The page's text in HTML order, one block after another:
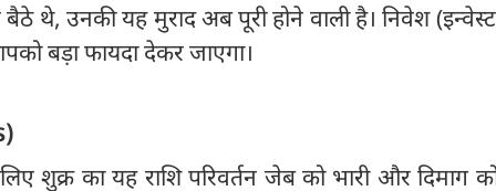
बैठे थे, उनकी यह मुराद अब पूरी होने वाली है। निवेश
बड़ा फायदा देकर जाएगा।
शुक्र का यह राशि परिवर्तन जेब को भारी और दिमाग